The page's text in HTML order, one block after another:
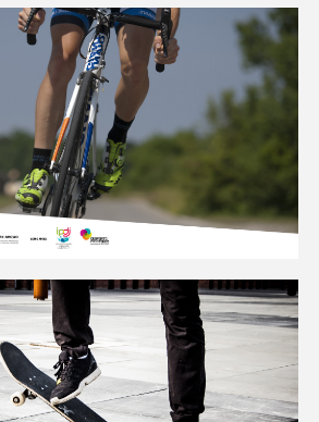
fórum lgbti
contactos de apoio
núcleos locais lgbti
literatura lgbti
materiais educativos
desporto inclusivo
fórum
contactos